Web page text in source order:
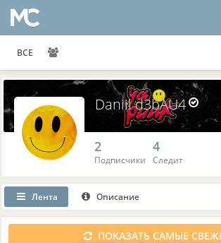
ВСЕ
Daniil d3bAU4
2
Подписчики
4
Следит
Лента Описание
ПОКАЗАТЬ САМЫЕ